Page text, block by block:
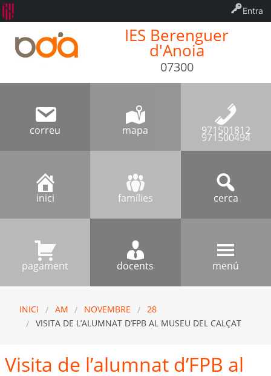
IES Berenguer
d'Anoia
07300
correu mapa 971501812
971500494
inici famílies cerca
pagament docents menú
INICI AM NOVEMBRE
28
VISITA DE L’ALUMNAT D’FPB AL MUSEU DEL CALÇAT
Visita de l’alumnat d’FPB al
Entra